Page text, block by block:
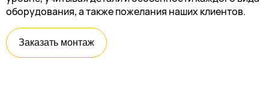
оборудования, а также пожелания наших клиентов.
Заказать монтаж